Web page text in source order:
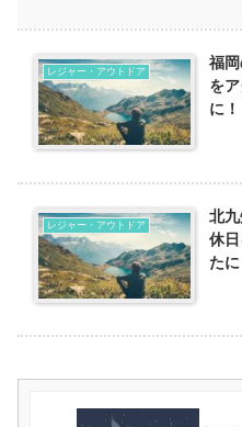
レジャー・アウトドア
福
を
に！
レジャー・アウトドア
北
休
たに